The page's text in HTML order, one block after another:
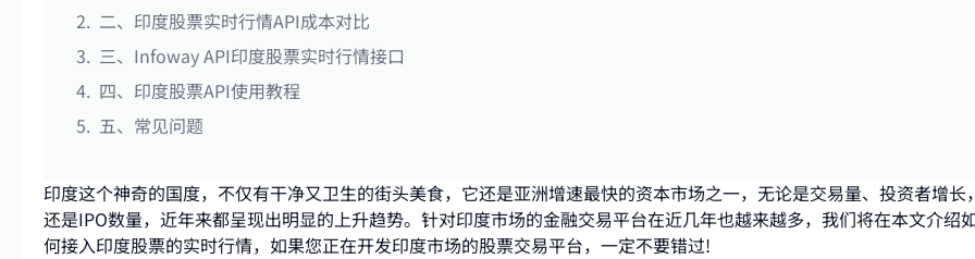
二、印度股票实时行情API成本对比
三、Infoway API印度股票实时行情接口
四、印度股票API使用教程
五、常见问题
印度这个神奇的国度，不仅有干净又卫生的街头美食，它还是亚洲增速最快的资本市场之一，无论是交易量、投资者增长
还是IPO数量，近年来都呈现出明显的上升趋势。针对印度市场的金融交易平台在近几年也越来越多，我们将在本文介绍
何接入印度股票的实时行情，如果您正在开发印度市场的股票交易平台，一定不要错过!